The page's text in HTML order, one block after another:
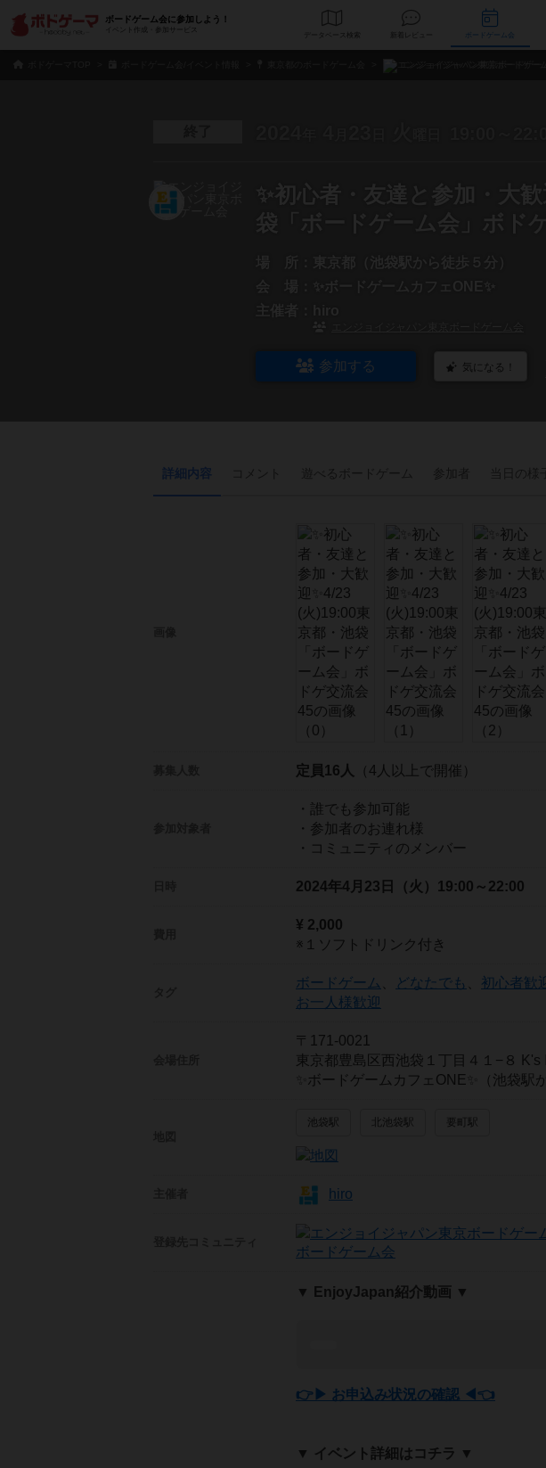
ボードゲーム会に参加しよう！
イベント作成・参加サービス
データベース 新着レビュー
✨初心者・友達と参加・大
袋「ボードゲーム会」ボド
場 所：
東京都（池袋駅から徒歩５分）
会 場：
主催者：
参加する 気になる！
詳細内容
定員16人 （4人以上で開催）
・誰でも参加可能
・参加者のお連れ様
・コミュニティのメンバー
2024年4月23日（火） 19:00～22:00
¥ 2,000
※１ソフトドリンク付き
ボードゲーム どなたでも 初心者歓
お一人様歓迎
〒171-0021
東京都豊島区西池袋１丁目４１−８ K's
✨ボードゲームカフェONE✨（池袋駅
池袋駅 北池袋駅 要町駅
hiro
ボードゲーム会
▼ EnjoyJapan紹介動画 ▼
👉▶ お申込み状況の確認 ◀👈
▼ イベント詳細はコチラ ▼